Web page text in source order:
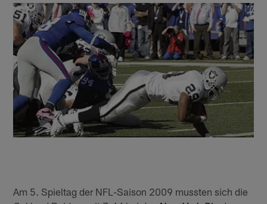
Am 5. Spieltag der NFL-Saison 2009 mussten sich die